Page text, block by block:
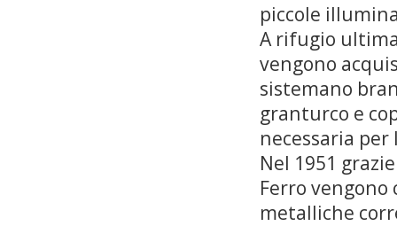
piccole
A rifugio
vengono
sistemano
granturco e
necessaria
Nel 1951
Ferro
metalliche